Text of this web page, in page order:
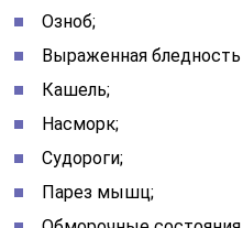
Озноб;
Выраженная
Кашель;
Насморк;
Судороги;
Парез мышц;